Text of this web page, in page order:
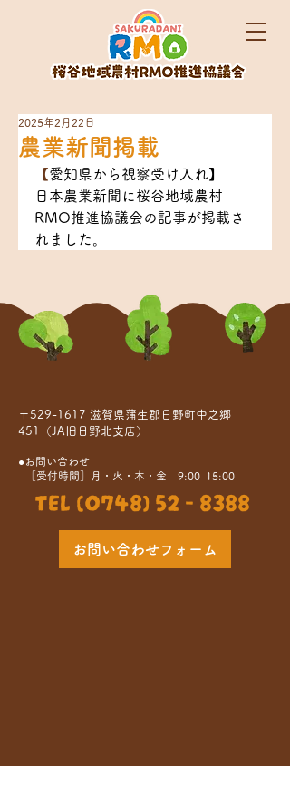
農業新聞掲載
2025年2月22日
【愛知県から視察受け入れ】
日本農業新聞に桜谷地域農村
RMO推進協議会の記事が掲載さ
れました。
〒529-1617 滋賀県蒲生郡日野町中之郷
451（JA旧日野北支店）
●お問い合わせ
［受付時間］月・火・木・金 9:00-15:00
TEL (0748) 52 - 8388
お問い合わせフォーム